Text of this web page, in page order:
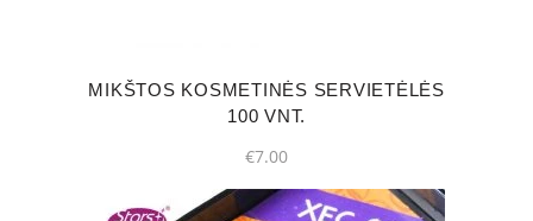
MIKŠTOS KOSMETINĖS SERVIETĖLĖS
100 VNT.
€7.00